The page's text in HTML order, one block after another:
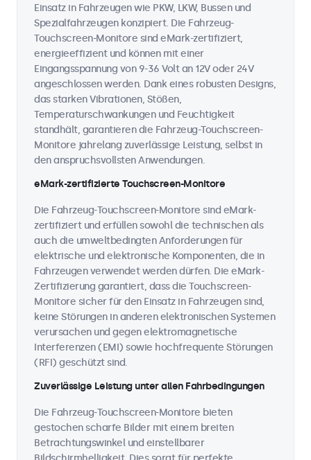
Einsatz in Fahrzeugen wie PKW, LKW, Bussen und
Spezialfahrzeugen konzipiert. Die Fahrzeug-
Touchscreen-Monitore sind eMark-zertifiziert,
energieeffizient und können mit einer
Eingangsspannung von 9-36 Volt an 12V oder 24V
angeschlossen werden. Dank eines robusten Designs,
das starken Vibrationen, Stößen,
Temperaturschwankungen und Feuchtigkeit
standhält, garantieren die Fahrzeug-Touchscreen-
Monitore jahrelang zuverlässige Leistung, selbst in
den anspruchsvollsten Anwendungen.
eMark-zertifizierte Touchscreen-Monitore
Die Fahrzeug-Touchscreen-Monitore sind eMark-
zertifiziert und erfüllen sowohl die technischen als
auch die umweltbedingten Anforderungen für
elektrische und elektronische Komponenten, die in
Fahrzeugen verwendet werden dürfen. Die eMark-
Zertifizierung garantiert, dass die Touchscreen-
Monitore sicher für den Einsatz in Fahrzeugen sind,
keine Störungen in anderen elektronischen Systemen
verursachen und gegen elektromagnetische
Interferenzen (EMI) sowie hochfrequente Störungen
(RFI) geschützt sind.
Zuverlässige Leistung unter allen Fahrbedingungen
Die Fahrzeug-Touchscreen-Monitore bieten
gestochen scharfe Bilder mit einem breiten
Betrachtungswinkel und einstellbarer